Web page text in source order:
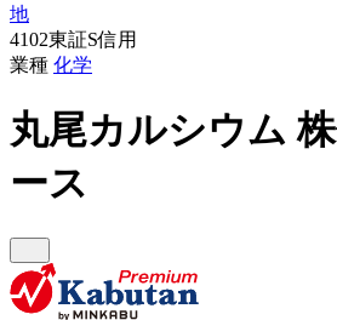
地
4102東証S信用
業種 化学
丸尾カルシウム
ース